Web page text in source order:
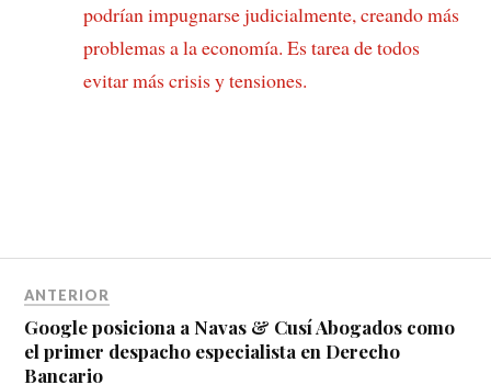
podrían impugnarse judicialmente, creando más
problemas a la economía. Es tarea de todos
evitar más crisis y tensiones.
ANTERIOR
Google posiciona a Navas & Cusí Abogados como
el primer despacho especialista en Derecho
Bancario